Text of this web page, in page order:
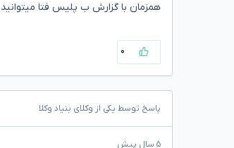
همزمان با گزارش ب پلیس فتا
۰
پاسخ توسط یکی از وکلای بنیاد وکلا
۵ سال پیش